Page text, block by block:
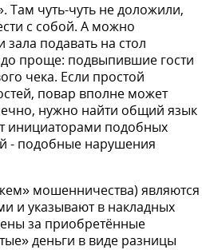
Там чуть-чуть не доложили,
с собой. А можно
подавать на стол
проще: подвыпившие гости
чека. Если простой
повар вполне может
нужно найти общий язык
инициаторами подобных
- подобные нарушения
мошенничества) являются
и указы­вают в накладных
за приобретённые
деньги в виде разницы